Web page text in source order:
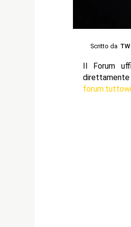
Scritto da
Il Forum
direttamente